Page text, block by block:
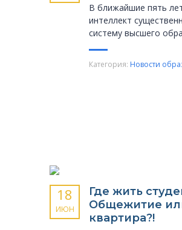
В ближайшие пять
интеллект
систему высшего
Категория: Новости
18
ИЮН
Где жить
Общежитие
квартира?!